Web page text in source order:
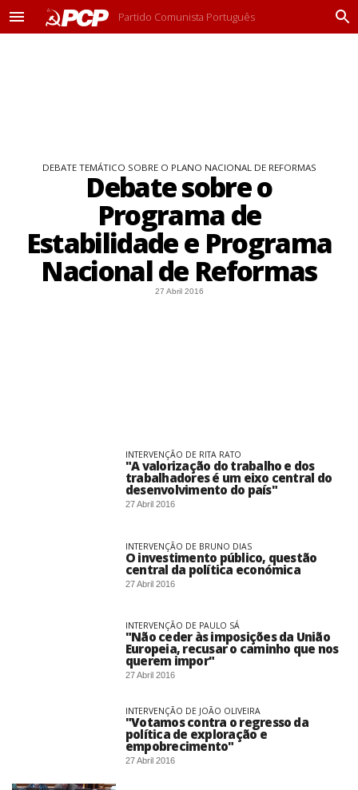
M
Partido Comunista Português
P
DEBATE TEMÁTICO SOBRE O PLANO NACIONAL DE REFORMAS
Debate sobre o
Programa de
Estabilidade e Programa
Nacional de Reformas
27 Abril 2016
INTERVENÇÃO DE RITA RATO
"A valorização do trabalho e dos
trabalhadores é um eixo central do
desenvolvimento do país"
27 Abril 2016
INTERVENÇÃO DE BRUNO DIAS
O investimento público, questão
central da política económica
27 Abril 2016
INTERVENÇÃO DE PAULO SÁ
"Não ceder às imposições da União
Europeia, recusar o caminho que nos
querem impor"
27 Abril 2016
INTERVENÇÃO DE JOÃO OLIVEIRA
"Votamos contra o regresso da
política de exploração e
empobrecimento"
27 Abril 2016